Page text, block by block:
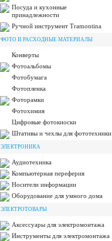
Посуда и кухонные
принадлежности
Ручной инструмент Tramontina
ФОТО И РАСХОДНЫЕ МАТЕРИАЛЫ
Конверты
Фотоальбомы
Фотобумага
Фотопленка
Фоторамки
Фотохимия
Цифровые фотокиоски
Штативы и чехлы для фототехники
ЭЛЕКТРОНИКА
Аудиотехника
Компьютерная переферия
Носители информации
Оборудование для умного дома
ЭЛЕКТРОТОВАРЫ
Аксессуары для электромонтажа
Инструменты для электромонтажа